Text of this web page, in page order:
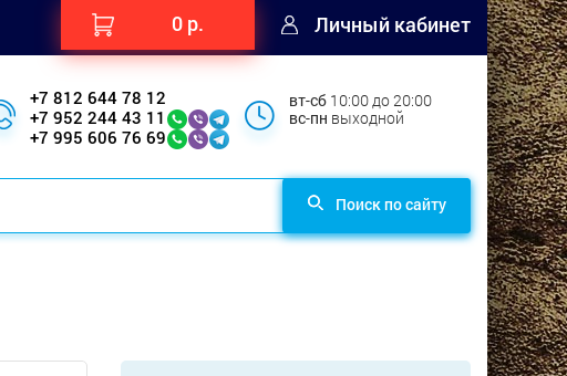
0 р. Личный кабинет
+7 812 644 78 12
+7 952 244 43 11
+7 995 606 76 69
вт-сб 10:00 до 20:00
вс-пн выходной
Поиск по сайту